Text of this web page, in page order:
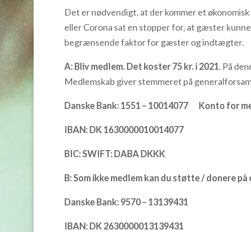
Det er nødvendigt, at der kommer et
eller Corona sat en stopper for, at gæster
begrænsende faktor for gæster og indtægter.
A:Bliv medlem.Det koster 75 kr. i 2021. På
Medlemskab giver stemmeret på
Danske Bank: 1551 – 10014077 Konto for
IBAN: DK 1630000010014077
BIC: SWIFT: DABA DKKK
B: Som ikke medlem kan du støtte / donere
Danske Bank: 9570 – 13139431
IBAN: DK 2630000013139431